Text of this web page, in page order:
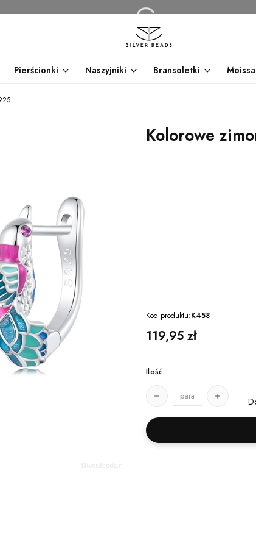
Pierścionki Naszyjniki Bransoletki
Kolorowe
Kod produktu:K458
Cena
119,95 zł
Ilość
para